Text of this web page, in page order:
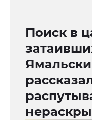
Поиск в